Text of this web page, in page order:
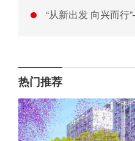
热门推荐